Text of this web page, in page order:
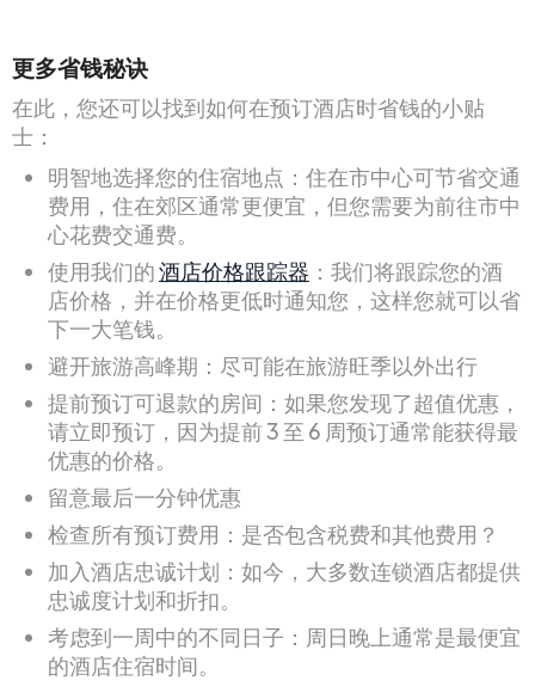
更多省钱秘诀
在此，您还可以找到如何在预订酒店时省钱的小贴
士：
明智地选择您的住宿地点：住在市中心可节省交通
费用，住在郊区通常更便宜，但您需要为前往市中
心花费交通费。
使用我们的酒店价格跟踪器 ：我们将跟踪您的酒
店价格，并在价格更低时通知您，这样您就可以省
下一大笔钱。
避开旅游高峰期：尽可能在旅游旺季以外出行
提前预订可退款的房间：如果您发现了超值优惠，
请立即预订，因为提前 3 至 6 周预订通常能获得最
优惠的价格。
留意最后一分钟优惠
检查所有预订费用：是否包含税费和其他费用？
加入酒店忠诚计划：如今，大多数连锁酒店都提供
忠诚度计划和折扣。
考虑到一周中的不同日子：周日晚上通常是最便宜
的酒店住宿时间。